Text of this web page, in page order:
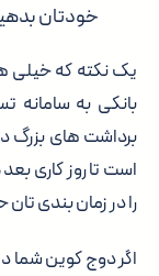
خودتان
یک نکته که خیلی
بانکی به سامانه
برداشت های بزرگ
است تا روز کاری
را در زمان بندی
اگر دوج کوین شما